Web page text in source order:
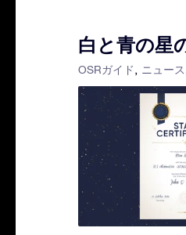
白と青の星
OSRガイド ニュース